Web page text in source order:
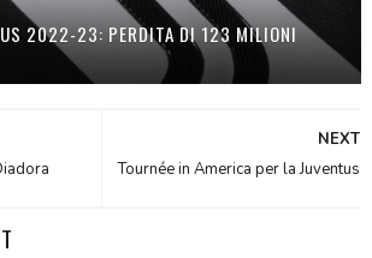
2022-23: PERDITA DI 123 MILIONI
NEXT
Tournée in America per la Juventus